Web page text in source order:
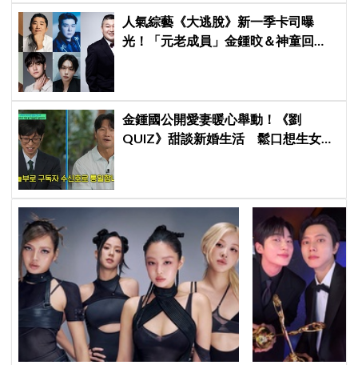
人氣綜藝《大逃脫》新一季卡司曝
光！「元老成員」金鍾旼＆神童回
金鍾國公開愛妻暖心舉動！《劉
QUIZ》甜談新婚生活 鬆口想生女兒